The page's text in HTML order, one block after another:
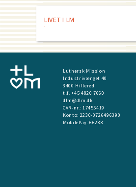
LIVET I LM
Luthersk Mission
Industrivænget 40
3400 Hillerød
tlf. +45 4820 7660
dlm@dlm.dk
CVR-nr.: 17455419
​Konto: 2230-0726496390
MobilePay:66288